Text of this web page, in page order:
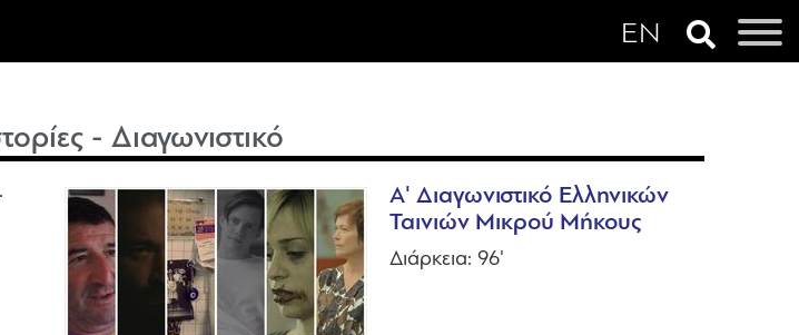
- Διαγωνιστικό
Α' Διαγωνιστικό Ελληνικών
Ταινιών Μικρού Μήκους
Διάρκεια: 96'